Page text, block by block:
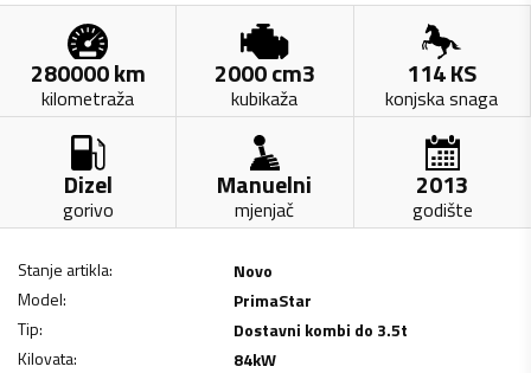
280000km
kilometraža
2000cm3
kubikaža
114KS
konjska snaga
Dizel
gorivo
Manuelni
mjenjač
2013
godište
Stanje artikla:
Novo
Model:
PrimaStar
Tip:
Dostavni kombi do 3.5t
Kilovata: 84kW